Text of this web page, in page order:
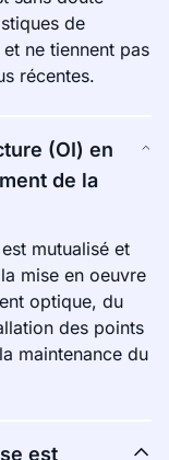
de
et ne tiennent pas
récentes.
(OI) en
de la
mutualisé et
mise en oeuvre
optique, du
des points
maintenance du
est